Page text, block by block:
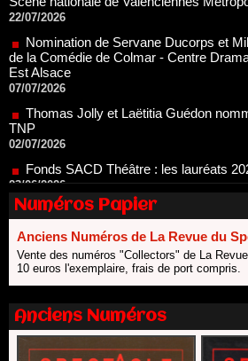
Nomination de Servane Ducorps et
de la Comédie de Colmar - Centre
Est Alsace
07/07/2026
Thomas Jolly et Laëtitia Guédon
TNP
02/07/2026
Fonds SACD Théâtre : les lauréats
23/06/2026
Dispositif ARTCENA Écrire pour le
20/06/2026
Le palmarès des prix SACD 2026
18/06/2026
Les 10 lauréats du Fonds Grandes
SACD
13/06/2026
Nomination de Nathalie Garraud et
direction du Théâtre de Gennevilliers -
Numéros Papier
Anciens Numéros de La Revue du
Vente des numéros "Collectors" de La
10 euros l'exemplaire, frais de port compris.
Anciens Numéros